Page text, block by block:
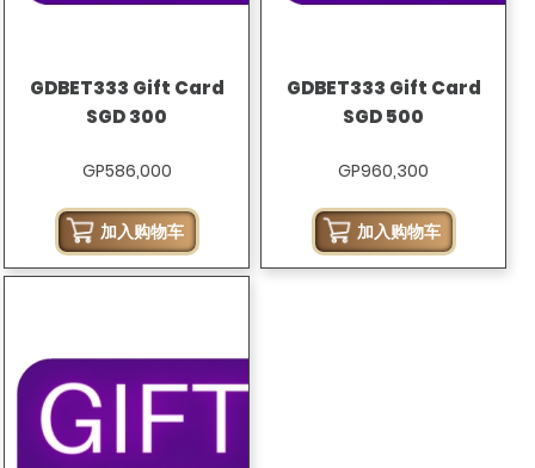
GDBET333 Gift Card
SGD 300
GP586,000
加入购物车
GDBET333 Gift Card
SGD 500
GP960,300
加入购物车